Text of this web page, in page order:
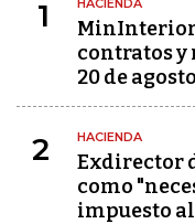
1 HACIENDA
MinInterior
contratos y
20 de agosto
2 HACIENDA
Exdirector
como
impuesto